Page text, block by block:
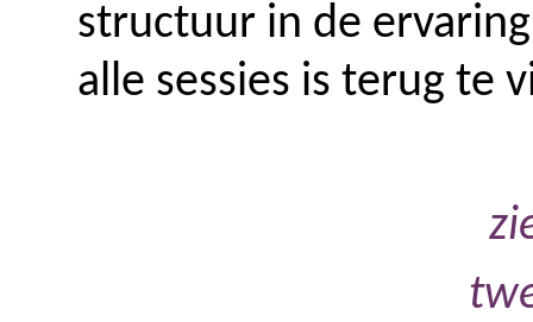
structuur in de
alle sessies is terug te